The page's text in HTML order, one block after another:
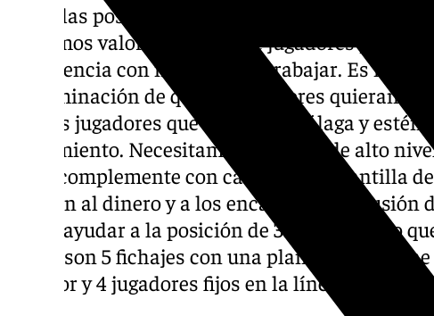
Sobre las posiciones que son necesarias
«Estamos valorando con qué jugadores
experiencia con mi forma de trabajar. Es muy
determinación de que los jugadores quieran
que los jugadores que lleguen a Málaga y
rendimiento. Necesitamos un 2, 3, 4 de alto
5 que complemente con calidad a la plantilla
función al dinero y a los encajes con la ilusión
poder ayudar a la posición de 3. El escenario
ahora son 5 fichajes con una plantilla que
exterior y 4 jugadores fijos en la línea interior».